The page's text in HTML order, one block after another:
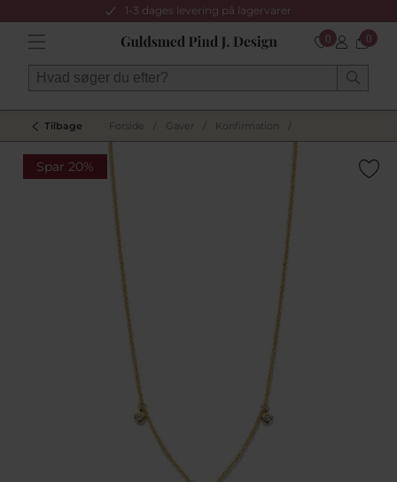
1-3 dages levering på lagervarer
0 0
Tilbage Forside Gaver Konfirmation
Spar 20%